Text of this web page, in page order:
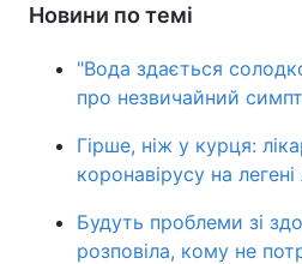
Новини по темі
"Вода здається
про незвичайний
Гірше, ніж у курця:
коронавірусу на
Будуть проблеми зі
розповіла, кому не